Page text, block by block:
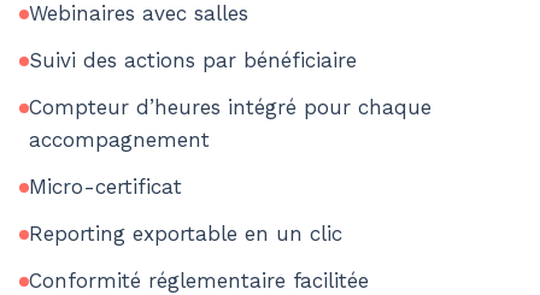
Webinaires avec salles
Suivi des actions par bénéficiaire
Compteur d’heures intégré pour chaque
accompagnement
Micro-certificat
Reporting exportable en un clic
Conformité réglementaire facilitée